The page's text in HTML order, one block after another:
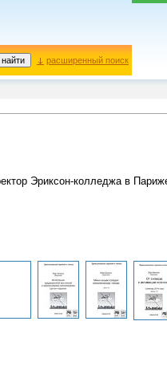
расширенный поиск
Эриксон-колледжа в